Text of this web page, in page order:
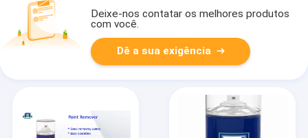
Deixe-nos contatar os melhores produtos
com você.
Dê a sua exigência